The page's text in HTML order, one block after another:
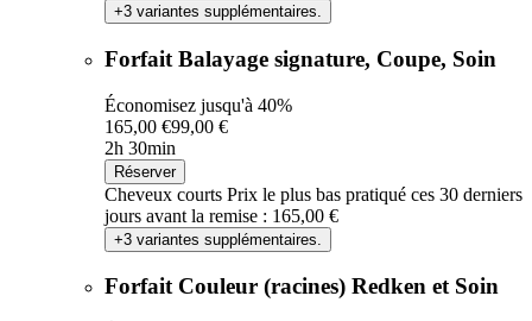
+3 variantes supplémentaires.
Forfait Balayage signature, Coupe, Soin
Économisez jusqu'à 40%
165,00 €99,00 €
2h 30min
Réserver
Cheveux courts Prix le plus bas pratiqué ces 30 derniers
jours avant la remise : 165,00 €
+3 variantes supplémentaires.
Forfait Couleur (racines) Redken et Soin